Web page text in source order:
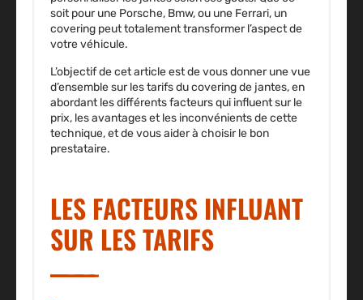
soit pour une Porsche, Bmw, ou une Ferrari, un
covering peut totalement transformer l’aspect de
votre véhicule.
L’objectif de cet article est de vous donner une vue
d’ensemble sur les tarifs du covering de jantes, en
abordant les différents facteurs qui influent sur le
prix, les avantages et les inconvénients de cette
technique, et de vous aider à choisir le bon
prestataire.
LES FACTEURS INFLUANT
SUR LES TARIFS